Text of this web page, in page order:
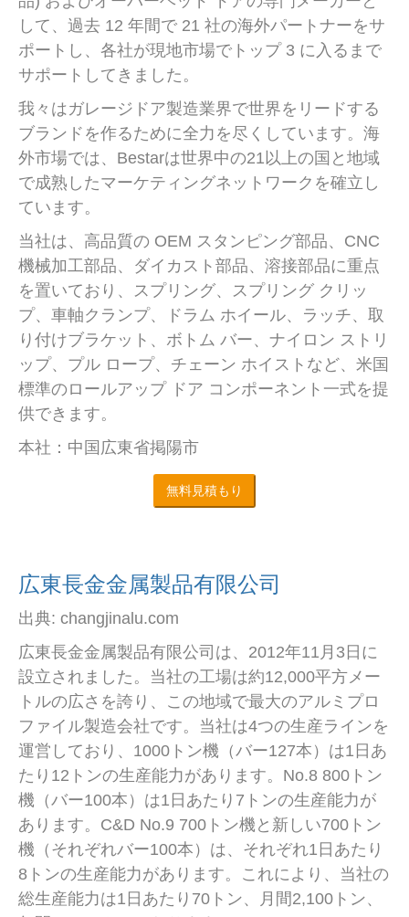
して、過去 12 年間で 21 社の海外パートナーをサ
ポートし、各社が現地市場でトップ 3 に入るまで
サポートしてきました。
我々はガレージドア製造業界で世界をリードする
ブランドを作るために全力を尽くしています。海
外市場では、Bestarは世界中の21以上の国と地域
で成熟したマーケティングネットワークを確立し
ています。
当社は、高品質の OEM スタンピング部品、CNC
機械加工部品、ダイカスト部品、溶接部品に重点
を置いており、スプリング、スプリング クリッ
プ、車軸クランプ、ドラム ホイール、ラッチ、取
り付けブラケット、ボトム バー、ナイロン ストリ
ップ、プル ロープ、チェーン ホイストなど、米国
標準のロールアップ ドア コンポーネント一式を提
供できます。
本社：中国広東省掲陽市
無料見積もり
広東長金金属製品有限公司
出典: changjinalu.com
広東長金金属製品有限公司は、2012年11月3日に
設立されました。当社の工場は約12,000平方メー
トルの広さを誇り、この地域で最大のアルミプロ
ファイル製造会社です。当社は4つの生産ラインを
運営しており、1000トン機（バー127本）は1日あ
たり12トンの生産能力があります。No.8 800トン
機（バー100本）は1日あたり7トンの生産能力が
あります。C&D No.9 700トン機と新しい700トン
機（それぞれバー100本）は、それぞれ1日あたり
8トンの生産能力があります。これにより、当社の
総生産能力は1日あたり70トン、月間2,100トン、